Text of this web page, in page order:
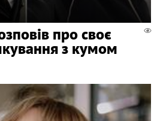
про своє
з кумом